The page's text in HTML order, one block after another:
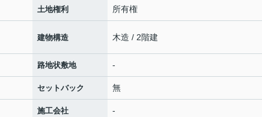
土地権利 所有権
建物構造 木造 / 2階建
路地状敷地 -
セットバック 無
施工会社 -